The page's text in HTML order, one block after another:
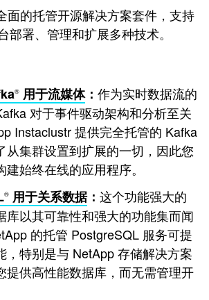
面的托管开源解决方案套件，支持
部署、管理和扩展多种技术。
® 用于流媒体： 作为实时数据流的
对于事件驱动架构和分析至关
Instaclustr 提供完全托管的 Kafka
从集群设置到扩展的一切，因此您
始终在线的应用程序。
® 用于关系数据： 这个功能强大的
库以其可靠性和强大的功能集而闻
的托管 PostgreSQL 服务可提
，特别是与 NetApp 存储解决方案
提供高性能数据库，而无需管理开